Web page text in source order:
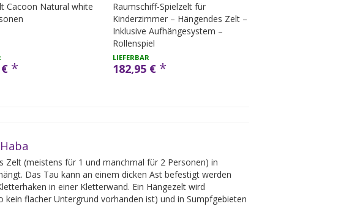
Cacoon Natural white
*
Raumschiff-Spielzelt für
Kinderzimmer – Hängendes Zelt –
Inklusive Aufhängesystem –
Rollenspiel
LIEFERBAR
182,95 € *
Zelt (meistens für 1 und manchmal für 2 Personen) in
Das Tau kann an einem dicken Ast befestigt werden
in einer Kletterwand. Ein Hängezelt wird
flacher Untergrund vorhanden ist) und in Sumpfgebieten